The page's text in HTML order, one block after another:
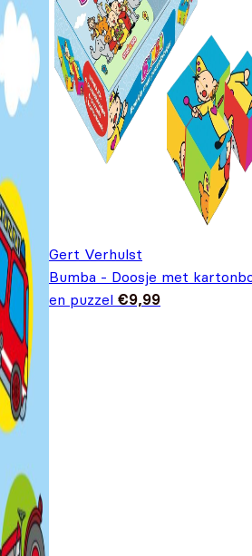
Gert Verhulst
Bumba - Doosje met
en puzzel €9,99